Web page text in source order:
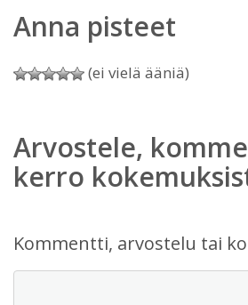
Anna pisteet
(ei vielä ääniä)
Arvostele,
kerro
Kommentti, arvostelu tai